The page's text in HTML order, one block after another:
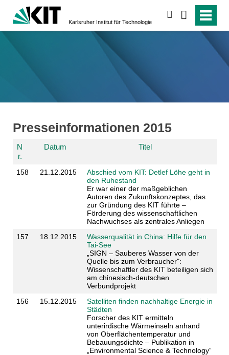
Karlsruher Institut für Technologie
Presseinformationen 2015
N
r.
Datum Titel
158 21.12.2015
Abschied vom KIT: Detlef Löhe geht in
den Ruhestand
Er war einer der maßgeblichen
Autoren des Zukunftskonzeptes, das
zur Gründung des KIT führte –
Förderung des wissenschaftlichen
Nachwuchses als zentrales Anliegen
157
18.12.2015
Wasserqualität in China: Hilfe für den
Tai-See
„SIGN – Sauberes Wasser von der
Quelle bis zum Verbraucher":
Wissenschaftler des KIT beteiligen sich
am chinesisch-deutschen
Verbundprojekt
156
15.12.2015
Satelliten finden nachhaltige Energie in
Städten
Forscher des KIT ermitteln
unterirdische Wärmeinseln anhand
von Oberflächentemperatur und
Bebauungsdichte – Publikation in
„Environmental Science & Technology“